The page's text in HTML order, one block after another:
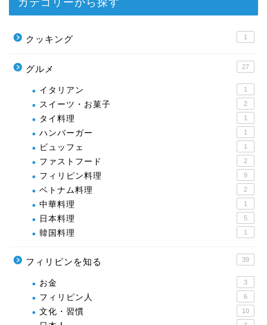
クッキング 1
グルメ 27
イタリアン 1
スイーツ・お菓子 2
タイ料理 1
ハンバーガー 1
ビュッフェ 1
ファストフード 2
フィリピン料理 9
ベトナム料理 2
中華料理 1
日本料理 5
韓国料理 1
フィリピンを知る 39
お金 3
フィリピン人 6
文化・習慣 10